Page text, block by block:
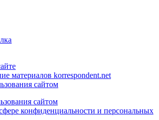
материалов korrespondent.net
сайтом
сайтом
конфиденциальности и персональных